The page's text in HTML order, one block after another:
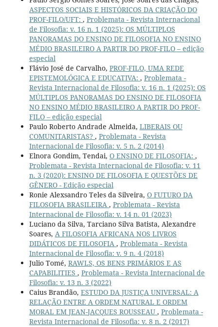
ASPECTOS SOCIAIS E HISTÓRICOS DA CRIAÇÃO DO
PROF-FILO/UFT: , Problemata - Revista Internacional
de Filosofia: v. 16 n. 1 (2025): OS MÚLTIPLOS
PANORAMAS DO ENSINO DE FILOSOFIA NO ENSINO
MÉDIO BRASILEIRO A PARTIR DO PROF-FILO – edição
especial
Flávio José de Carvalho, PROF-FILO, UMA REDE
EPISTEMOLÓGICA E EDUCATIVA: , Problemata -
Revista Internacional de Filosofia: v. 16 n. 1 (2025): OS
MÚLTIPLOS PANORAMAS DO ENSINO DE FILOSOFIA
NO ENSINO MÉDIO BRASILEIRO A PARTIR DO PROF-
FILO – edição especial
Paulo Roberto Andrade Almeida, LIBERAIS OU
COMUNITARISTAS? , Problemata - Revista
Internacional de Filosofia: v. 5 n. 2 (2014)
Elnora Gondim, Tendai, O ENSINO DE FILOSOFIA: ,
Problemata - Revista Internacional de Filosofia: v. 11
n. 3 (2020): ENSINO DE FILOSOFIA E QUESTÕES DE
GÊNERO - Edição especial
Ronie Alexsandro Teles da Silveira, O FUTURO DA
FILOSOFIA BRASILEIRA , Problemata - Revista
Internacional de Filosofia: v. 14 n. 01 (2023)
Luciano da Silva, Tarciano Silva Batista, Alexandre
Soares, A FILOSOFIA AFRICANA NOS LIVROS
DIDÁTICOS DE FILOSOFIA , Problemata - Revista
Internacional de Filosofia: v. 9 n. 4 (2018)
Julio Tomé, RAWLS, OS BENS PRIMÁRIOS E AS
CAPABILITIES , Problemata - Revista Internacional de
Filosofia: v. 13 n. 3 (2022)
Caius Brandão, ESTUDO DA JUSTIÇA UNIVERSAL: A
RELAÇÃO ENTRE A ORDEM NATURAL E ORDEM
MORAL EM JEAN-JACQUES ROUSSEAU , Problemata -
Revista Internacional de Filosofia: v. 8 n. 2 (2017)